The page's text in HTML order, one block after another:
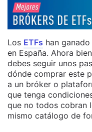
Los ETFs han
en España. Ahora
debes seguir unos
dónde comprar este
a un bróker o
que tenga
que no todos cobran
mismo catálogo de